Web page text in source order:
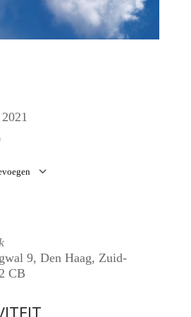
2021
9, Den Haag, Zuid-
CB